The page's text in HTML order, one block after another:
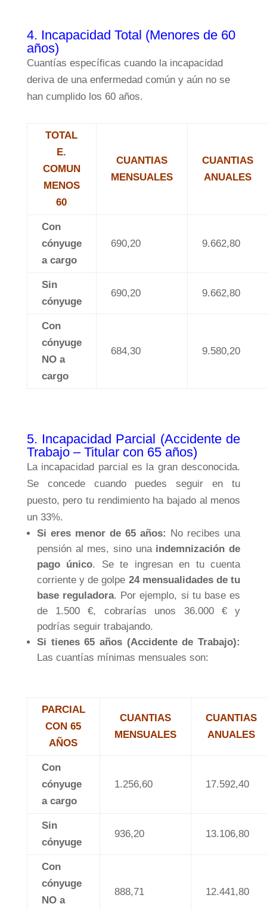
4. Incapacidad Total (Menores de 60
años)
Cuantías específicas cuando la incapacidad
deriva de una enfermedad común y aún no se
han cumplido los 60 años.
TOTAL
E.
COMUN
MENOS
60
CUANTIAS
MENSUALES
CUANTIAS
ANUALES
Con
cónyuge
a cargo
690,20 9.662,80
Sin
cónyuge
690,20 9.662,80
Con
cónyuge
NO a
cargo
684,30 9.580,20
5. Incapacidad Parcial (Accidente de
Trabajo – Titular con 65 años)
La incapacidad parcial es la gran desconocida.
Se concede cuando puedes seguir en tu
puesto, pero tu rendimiento ha bajado al menos
un 33%.
Si eres menor de 65 años: No recibes una
pensión al mes, sino una indemnización de
pago único. Se te ingresan en tu cuenta
corriente y de golpe 24 mensualidades de tu
base reguladora. Por ejemplo, si tu base es
de 1.500 €, cobrarías unos 36.000 € y
podrías seguir trabajando.
Si tienes 65 años (Accidente de Trabajo):
Las cuantías mínimas mensuales son:
PARCIAL
CON 65
AÑOS
CUANTIAS
MENSUALES
CUANTIAS
ANUALES
Con
cónyuge
a cargo
1.256,60 17.592,40
Sin
cónyuge
936,20 13.106,80
Con
cónyuge
NO a
888,71 12.441,80